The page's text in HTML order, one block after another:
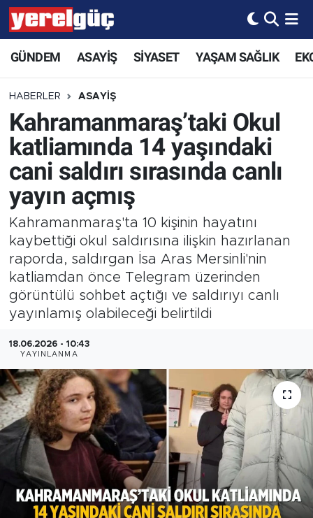
GÜNDEM ASAYİŞ SİYASET YAŞAM SAĞLIK
HABERLER ASAYİŞ
Kahramanmaraş’taki Okul
katliamında 14 yaşındaki
cani saldırı sırasında canlı
yayın açmış
Kahramanmaraş'ta 10 kişinin hayatını
kaybettiği okul saldırısına ilişkin hazırlanan
raporda, saldırgan İsa Aras Mersinli'nin
katliamdan önce Telegram üzerinden
görüntülü sohbet açtığı ve saldırıyı canlı
yayınlamış olabileceği belirtildi
18.06.2026 - 10:43
YAYINLANMA